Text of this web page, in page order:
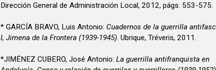
Dirección General de Administración Local, 2012, págs. 553-575.
* GARCÍA BRAVO, Luis Antonio: Cuadernos de la guerrilla
I, Jimena de la Frontera (1939-1945) . Ubrique, Tréveris, 2011.
*JIMÉNEZ CUBERO, José Antonio: La guerrilla antifranquista en